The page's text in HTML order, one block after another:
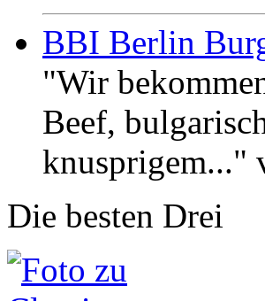
BBI Berlin
"Wir
Beef,
knusprigem..."
Die besten Drei